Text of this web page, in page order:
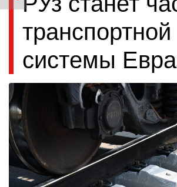
транспортной
системы